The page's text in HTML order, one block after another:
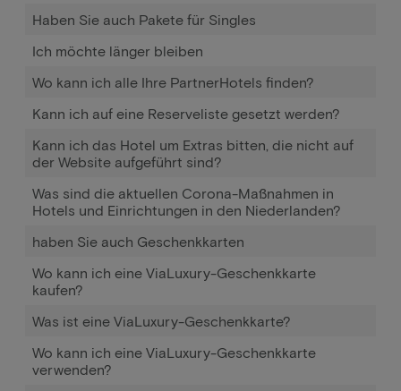
Haben Sie auch Pakete für Singles
Ich möchte länger bleiben
Wo kann ich alle Ihre PartnerHotels finden?
Kann ich auf eine Reserveliste gesetzt werden?
Kann ich das Hotel um Extras bitten, die nicht auf
der Website aufgeführt sind?
Was sind die aktuellen Corona-Maßnahmen in
Hotels und Einrichtungen in den Niederlanden?
haben Sie auch Geschenkkarten
Wo kann ich eine ViaLuxury-Geschenkkarte
kaufen?
Was ist eine ViaLuxury-Geschenkkarte?
Wo kann ich eine ViaLuxury-Geschenkkarte
verwenden?